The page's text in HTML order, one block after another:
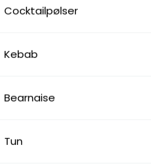
Cocktailpølser
Kebab
Bearnaise
Tun